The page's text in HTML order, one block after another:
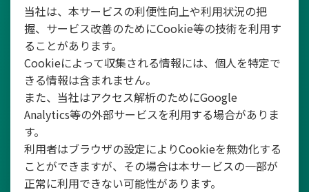
当社は、本サービスの利便性向上や利用状況の把
握、サービス改善のためにCookie等の技術を利用す
ることがあります。
Cookieによって収集される情報には、個人を特定で
きる情報は含まれません。
また、当社はアクセス解析のためにGoogle
Analytics等の外部サービスを利用する場合がありま
す。
利用者はブラウザの設定によりCookieを無効化する
ことができますが、その場合は本サービスの一部が
正常に利用できない可能性があります。